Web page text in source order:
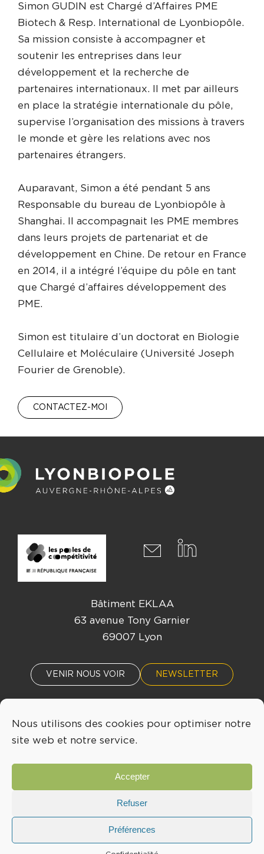
Nous utilisons des cookies pour optimiser notre
site web et notre service.
Accepter
Refuser
Préférences
Simon GUDIN est Chargé d’Affaires PME
Biotech & Resp. International de Lyonbiopôle.
Sa mission consiste à accompagner et
soutenir les entreprises dans leur
développement et la recherche de
partenaires internationaux. Il met par ailleurs
en place la stratégie internationale du pôle,
supervise l’organisation des missions à travers
le monde et gère les relations avec nos
partenaires étrangers.
Auparavant, Simon a été pendant 5 ans
Responsable du bureau de Lyonbiopôle à
Shanghai. Il accompagnait les PME membres
dans leurs projets de partenariat et de
développement en Chine. De retour en France
en 2014, il a intégré l’équipe du pôle en tant
que Chargé d’affaires développement des
PME.
Simon est titulaire d’un doctorat en Biologie
Cellulaire et Moléculaire (Université Joseph
Fourier de Grenoble).
CONTACTEZ-MOI
Bâtiment EKLAA
63 avenue Tony Garnier
69007 Lyon
VENIR NOUS VOIR NEWSLETTER
ACTUALITÉS ÉVÈNEMENTS